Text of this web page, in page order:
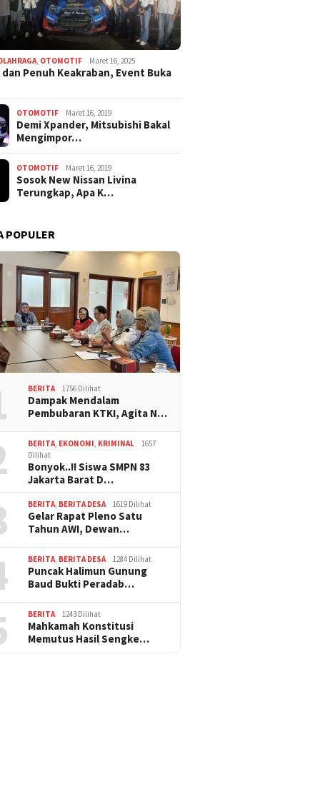
, OTOMOTIF Maret 16, 2025
Penuh Keakraban, Event Buka
OTOMOTIF Maret 16, 2019
Demi Xpander, Mitsubishi Bakal
Mengimpor…
OTOMOTIF Maret 16, 2019
Sosok New Nissan Livina
Terungkap, Apa K…
POPULER
BERITA 1756 Dilihat
Dampak Mendalam
Pembubaran KTKI, Agita N…
BERITA EKONOMI KRIMINAL
1657
Dilihat
Bonyok..!! Siswa SMPN 83
Jakarta Barat D…
BERITA BERITA DESA 1619 Dilihat
Gelar Rapat Pleno Satu
Tahun AWI, Dewan…
BERITA BERITA DESA 1284 Dilihat
Puncak Halimun Gunung
Baud Bukti Peradab…
BERITA 1243 Dilihat
Mahkamah Konstitusi
Memutus Hasil Sengke…